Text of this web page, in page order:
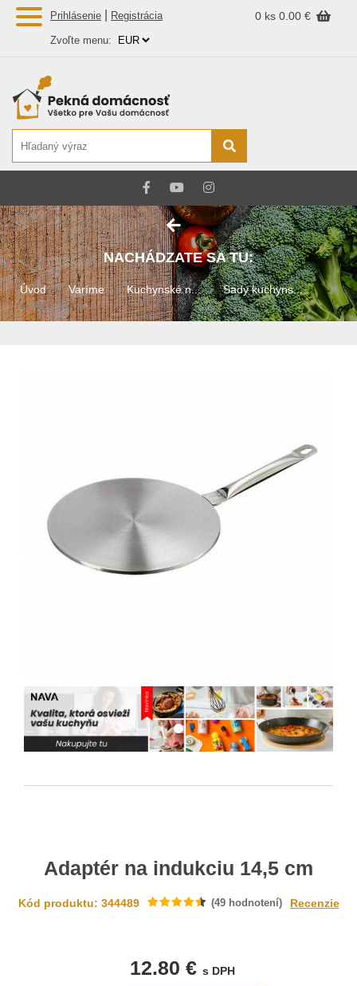
Prihlásenie Registrácia 0 ks 0.00 €
Zvoľte menu:
NACHÁDZATE SA TU:
Úvod Varíme Kuchynské n... Sady kuchyns...
Adaptér na ...
Adaptér na indukciu 14,5 cm
Kód produktu: 344489 (49hodnotení) Recenzie
12.80 € s DPH